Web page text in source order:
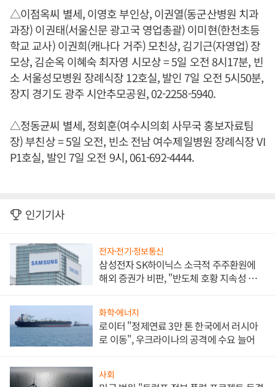
△이점옥씨 별세, 이영호 부인상, 이권열(동군산병원 치과
과장) 이권태(서울신문 광고국 영업총괄) 이미현(한천초등
학교 교사) 이권희(캐나다 거주) 모친상, 김기근(자영업) 장
모상, 김순옥 이혜숙 최자영 시모상 = 5일 오전 8시17분, 빈
소 서울성모병원 장례식장 12호실, 발인 7일 오전 5시50분,
장지 경기도 광주 시안추모공원, 02-2258-5940.
△정동균씨 별세, 정회훈(여수시의회 사무국 홍보자료팀
장) 부친상 = 5일 오전, 빈소 전남 여수제일병원 장례식장 VI
P1호실, 발인 7일 오전 9시, 061-692-4444.
인기기사
전자·전기·정보통신
삼성전자 SK하이닉스 소극적 주주환원에
해외 증권가 비판, "반도체 호황 지속성 의
화학·에너지
로이터 "정제연료 3만 톤 한국에서 러시아
로 이동", 우크라이나의 공격에 수요 늘어
사회